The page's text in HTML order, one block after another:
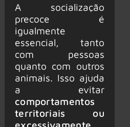
A socialização
precoce é
igualmente
essencial, tanto
com pessoas
quanto com outros
animais. Isso ajuda
a evitar
comportamentos
territoriais ou
excessivamente